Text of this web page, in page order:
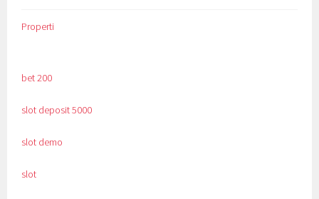
Properti
bet 200
slot deposit 5000
slot demo
slot